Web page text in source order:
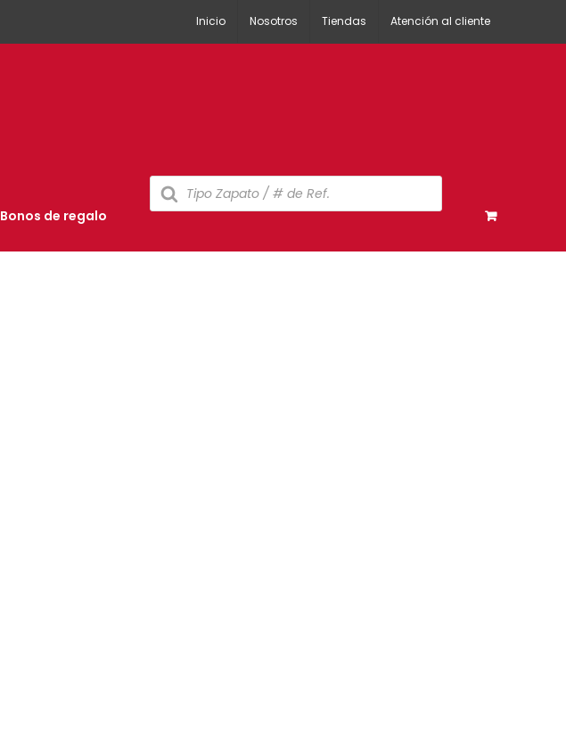
Inicio Nosotros Tiendas Atención al cliente
Bonos de regalo
Búsqueda
de
productos